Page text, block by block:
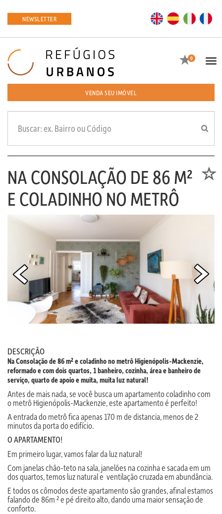
NEWSLETTER EN ES
Favoritos
0
VENDA SEU IMÓVEL
NA CONSOLAÇÃO DE 86 M²
E COLADINHO NO METRÔ
DESCRIÇÃO
Na Consolação de 86 m² e coladinho no metrô Higienópolis-Mackenzie,
reformado e com dois quartos, 1 banheiro, cozinha, área e banheiro de
serviço, quarto de apoio e muita, muita luz natural!
Antes de mais nada, se você busca um apartamento coladinho com
o metrô Higienópolis-Mackenzie, este apartamento é perfeito!
A entrada do metrô fica apenas 170 m de distancia, menos de 2
minutos da porta do edifício.
O APARTAMENTO!
Em primeiro lugar, vamos falar da luz natural!
Com janelas chão-teto na sala, janelões na cozinha e sacada em um
dos quartos, temos luz natural e ventilação cruzada em abundância.
E todos os cômodos deste apartamento são grandes, afinal estamos
falando de 86m ² e pé direito alto, dando uma maior sensação de
conforto.